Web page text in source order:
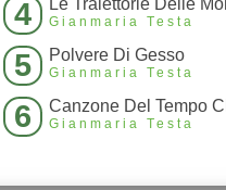
4 Gianmaria Testa
5 Polvere Di Gesso
Gianmaria Testa
6 Canzone Del Tempo
Gianmaria Testa